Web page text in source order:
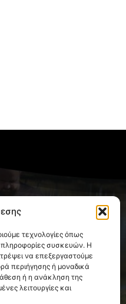
τεχνολογίες όπως
συσκευών. Η
να επεξεργαστούμε
περιήγησης ή μοναδικά
ή η ανάκληση της
λειτουργίες και